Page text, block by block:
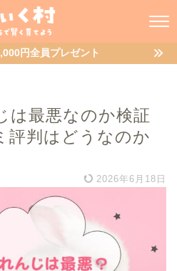
円全員プレゼント
は最悪なのか検証
評判はどうなのか
2026年6月18日